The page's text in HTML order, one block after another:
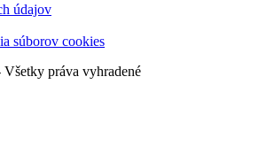
údajov
súborov cookies
práva vyhradené